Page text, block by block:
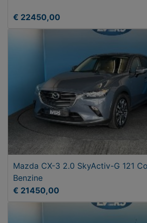
€ 22450,00
Mazda CX-3 2.0 SkyActiv-G 121
Benzine
€ 21450,00